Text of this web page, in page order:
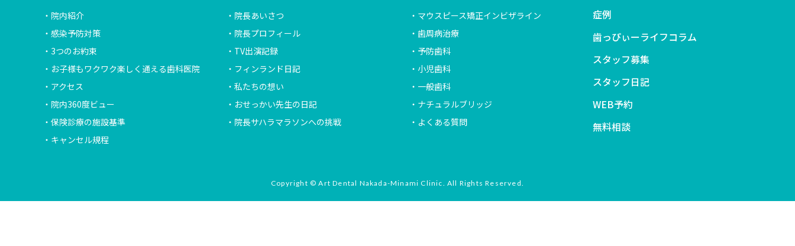
院内紹介
感染予防対策
3つのお約束
お子様もワクワク楽しく通える歯科医院
アクセス
院内360度ビュー
保険診療の施設基準
キャンセル規程
院長あいさつ
院長プロフィール
TV出演記録
フィンランド日記
私たちの想い
おせっかい先生の日記
院長サハラマラソンへの挑戦
マウスピース矯正インビザライン
歯周病治療
予防歯科
小児歯科
一般歯科
ナチュラルブリッジ
よくある質問
症例
歯っぴぃーライフコラム
スタッフ募集
スタッフ日記
WEB予約
無料相談
Copyright © Art Dental Nakada-Minami Clinic. All Rights Reserved.